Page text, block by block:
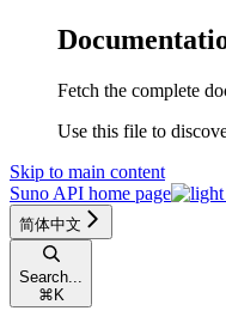
Fetch the complete
Use this file to
Skip to main content
Suno API home page
简体中文
Search...
⌘ K